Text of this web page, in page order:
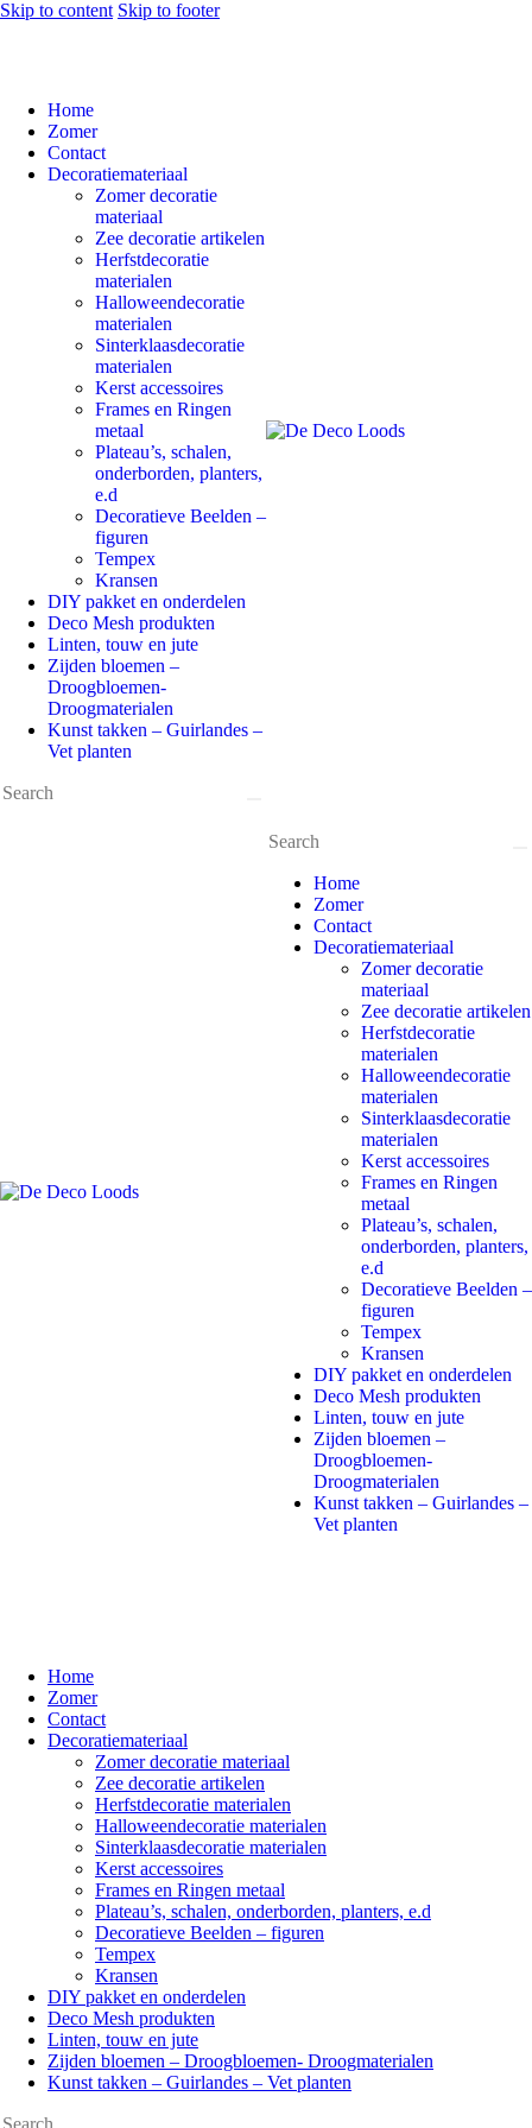
Skip to content Skip to footer
Home
Zomer
Contact
Decoratiemateriaal
Zomer decoratie
materiaal
Zee decoratie artikelen
Herfstdecoratie
materialen
Halloweendecoratie
materialen
Sinterklaasdecoratie
materialen
Kerst accessoires
Frames en Ringen
metaal
Plateau’s, schalen,
onderborden, planters,
e.d
Decoratieve Beelden –
figuren
Tempex
Kransen
DIY pakket en onderdelen
Deco Mesh produkten
Linten, touw en jute
Zijden bloemen –
Droogbloemen-
Droogmaterialen
Kunst takken – Guirlandes –
Vet planten
Home
Zomer
Contact
Decoratiemateriaal
Zomer decoratie
materiaal
Zee decoratie artikelen
Herfstdecoratie
materialen
Halloweendecoratie
materialen
Sinterklaasdecoratie
materialen
Kerst accessoires
Frames en Ringen
metaal
Plateau’s, schalen,
onderborden, planters,
e.d
Decoratieve Beelden –
figuren
Tempex
Kransen
DIY pakket en onderdelen
Deco Mesh produkten
Linten, touw en jute
Zijden bloemen –
Droogbloemen-
Droogmaterialen
Kunst takken – Guirlandes –
Vet planten
Home
Zomer
Contact
Decoratiemateriaal
Zomer decoratie materiaal
Zee decoratie artikelen
Herfstdecoratie materialen
Halloweendecoratie materialen
Sinterklaasdecoratie materialen
Kerst accessoires
Frames en Ringen metaal
Plateau’s, schalen, onderborden, planters, e.d
Decoratieve Beelden – figuren
Tempex
Kransen
DIY pakket en onderdelen
Deco Mesh produkten
Linten, touw en jute
Zijden bloemen – Droogbloemen- Droogmaterialen
Kunst takken – Guirlandes – Vet planten